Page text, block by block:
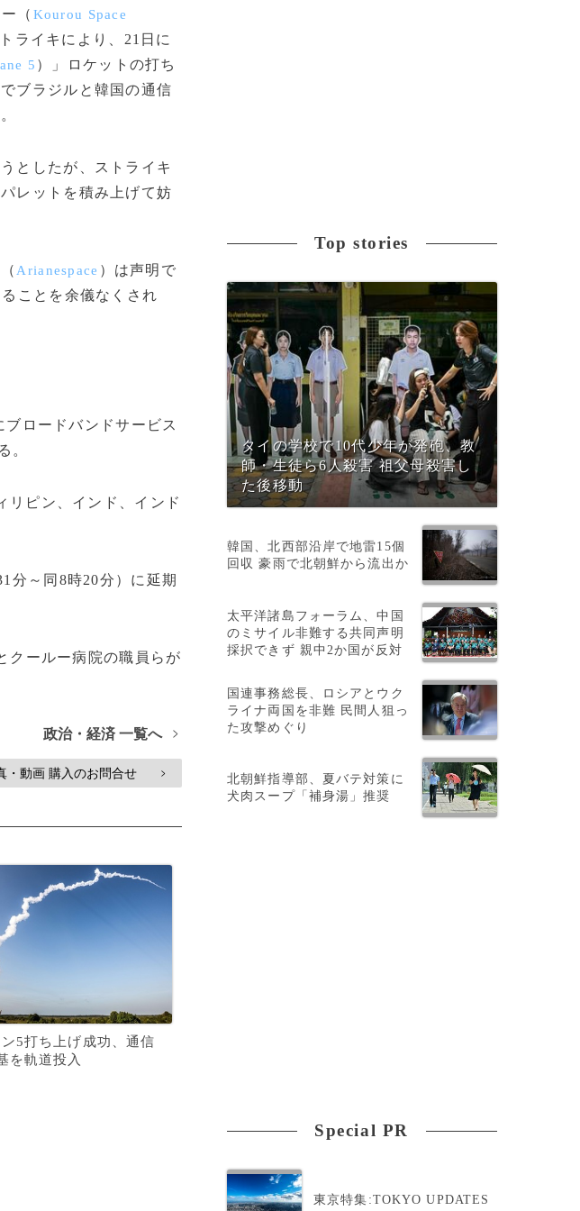
（ Kourou Space
ライキにより、21日に
5 ）」ロケットの打ち
ブラジルと韓国の通信
としたが、ストライキ
レットを積み上げて妨
Arianespace ）は声明で
ことを余儀なくされ
ロードバンドサービス
。
リピン、インド、インド
分～同8時20分）に延期
クールー病院の職員らが
政治・経済 一覧へ >
・動画 購入のお問合せ >
5打ち上げ成功、通信
を軌道投入
Top stories
タイの学校で10代少年が発砲、教
師・生徒ら6人殺害 祖父母殺害し
た後移動
韓国、北西部沿岸で地雷15個
回収 豪雨で北朝鮮から流出か
太平洋諸島フォーラム、中国
のミサイル非難する共同声明
採択できず 親中2か国が反対
国連事務総長、ロシアとウク
ライナ両国を非難 民間人狙っ
た攻撃めぐり
北朝鮮指導部、夏バテ対策に
犬肉スープ「補身湯」推奨
Special PR
東京特集:TOKYO UPDATES